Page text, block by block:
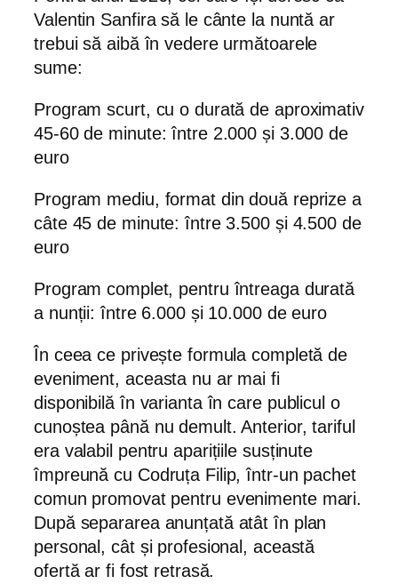
Valentin Sanfira să le cânte la nuntă ar
trebui să aibă în vedere următoarele
sume:
Program scurt, cu o durată de aproximativ
45-60 de minute: între 2.000 și 3.000 de
euro
Program mediu, format din două reprize a
câte 45 de minute: între 3.500 și 4.500 de
euro
Program complet, pentru întreaga durată
a nunții: între 6.000 și 10.000 de euro
În ceea ce privește formula completă de
eveniment, aceasta nu ar mai fi
disponibilă în varianta în care publicul o
cunoștea până nu demult. Anterior, tariful
era valabil pentru aparițiile susținute
împreună cu Codruța Filip, într-un pachet
comun promovat pentru evenimente mari.
După separarea anunțată atât în plan
personal, cât și profesional, această
ofertă ar fi fost retrasă.